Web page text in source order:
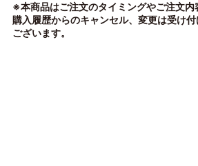
※本商品はご注文のタイミングやご注文内
購入履歴からのキャンセル、変更は受け
ございます。